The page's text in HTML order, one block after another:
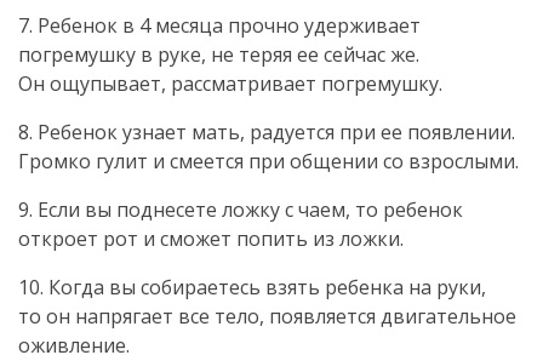
7. Ребенок в 4 месяца прочно удерживает
погремушку в руке, не теряя ее сейчас же.
Он ощупывает, рассматривает погремушку.
8. Ребенок узнает мать, радуется при ее появлении.
Громко гулит и смеется при общении со взрослыми.
9. Если вы поднесете ложку с чаем, то ребенок
откроет рот и сможет попить из ложки.
10. Когда вы собираетесь взять ребенка на руки,
то он напрягает все тело, появляется двигательное
оживление.